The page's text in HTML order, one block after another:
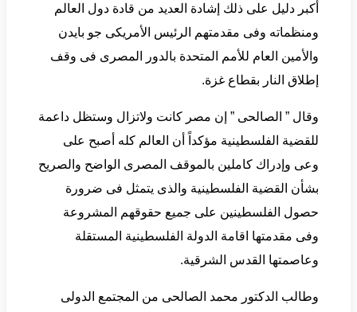
أكبر دليل على ذلك إشادة العديد من قادة دول العالم
ومنظماته وفى مقدمتهم الرئيس الأمريكى جو بايدن
والأمين العام للأمم المتحدة بالدور المصرى فى وقف
إطلاق النار بقطاع غزة.
وقال ” الصالحى ” إن مصر كانت ولاتزال وستظل داعمة
للقضية الفلسطينية مؤكداً أن العالم كله أصبح على
وعى وإدراك كاملين بالموقف المصرى الواضح والصريح
بشأن القضية الفلسطينية والذى يتمثل فى ضرورة
حصول الفلسطينين على جميع حقوقهم المشروعة
وفى مقدمتها اقامة الدولة الفلسطينية المستقلة
وعاصمتها القدس الشرقية.
وطالب الدكتور محمد الصالحى من المجتمع الدولى